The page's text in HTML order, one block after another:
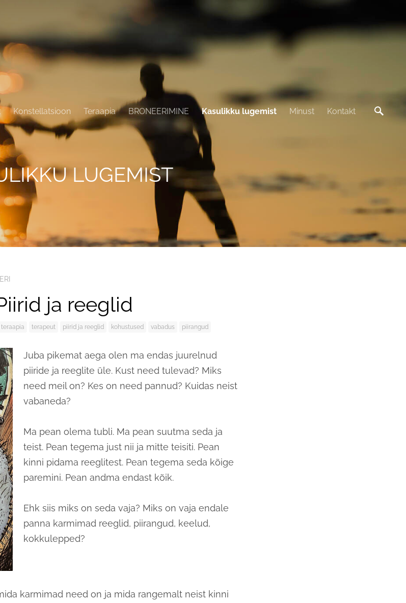
Konstellatsioon Teraapia BRONEERIMINE Kasulikku lugemist Minust Kontakt
LUGEMIST
ja reeglid
teraapia terapeut piirid ja reeglid kohustused vabadus piirangud
Juba pikemat aega olen ma endas juurelnud
piiride ja reeglite üle. Kust need tulevad? Miks
need meil on? Kes on need pannud? Kuidas neist
vabaneda?
Ma pean olema tubli. Ma pean suutma seda ja
teist. Pean tegema just nii ja mitte teisiti. Pean
kinni pidama reeglitest. Pean tegema seda kõige
paremini. Pean andma endast kõik.
Ehk siis miks on seda vaja? Miks on vaja endale
panna karmimad reeglid, piirangud, keelud,
kokkulepped?
karmimad need on ja mida rangemalt neist kinni